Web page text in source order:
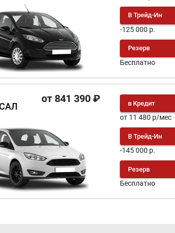
В Трейд-Ин
-125 000 р.
Резерв
Бесплатно
от 841 390 ₽ в Кредит
от 11 480 р/мес
В Трейд-Ин
-145 000 р.
Резерв
Бесплатно